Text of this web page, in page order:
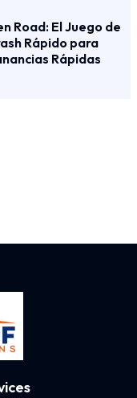
Road: El Juego de
Rápido para
Rápidas